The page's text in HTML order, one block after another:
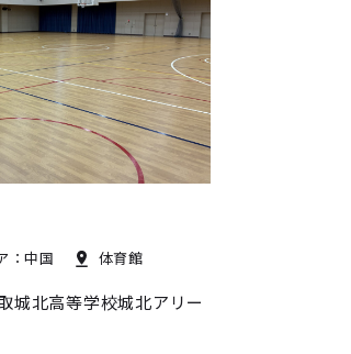
：中国 体育館
城北高等学校城北アリー